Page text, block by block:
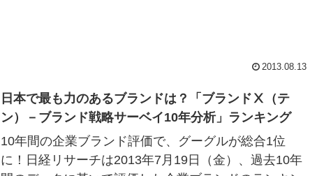
2013.08.13
日本で最も力のあるブランドは？「ブランドⅩ（テ
ン）－ブランド戦略サーベイ10年分析」ランキング
10年間の企業ブランド評価で、グーグルが総合1位
に！日経リサーチは2013年7月19日（金）、過去10年